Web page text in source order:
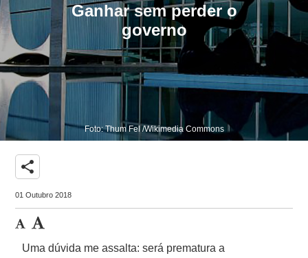
Ganhar sem perder o
governo
Foto: Thum Fel /Wikimedia Commons
share
01 Outubro 2018
Uma dúvida me assalta: será prematura a